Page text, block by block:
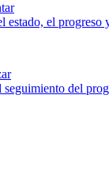
estado, el progreso
seguimiento del